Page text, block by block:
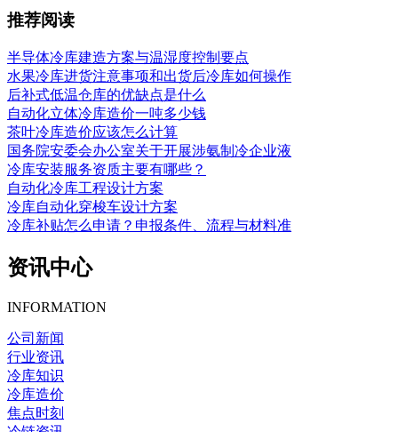
推荐阅读
半导体冷库建造方案与温湿度控制要点
水果冷库进货注意事项和出货后冷库如何操作
后补式低温仓库的优缺点是什么
自动化立体冷库造价一吨多少钱
茶叶冷库造价应该怎么计算
国务院安委会办公室关于开展涉氨制冷企业液
冷库安装服务资质主要有哪些？
自动化冷库工程设计方案
冷库自动化穿梭车设计方案
冷库补贴怎么申请？申报条件、流程与材料准
资讯中心
INFORMATION
公司新闻
行业资讯
冷库知识
冷库造价
焦点时刻